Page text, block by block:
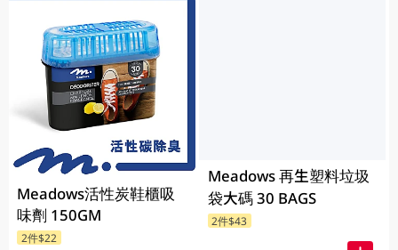
Meadows活性炭鞋櫃吸
味劑 150GM
2件$22
Meadows 再生塑料垃圾
袋大碼 30 BAGS
2件$43